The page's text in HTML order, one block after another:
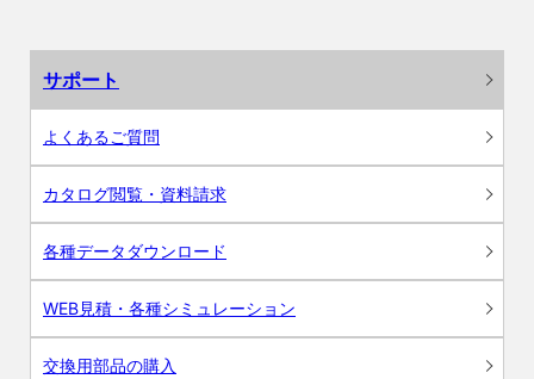
サポート
よくあるご質問
カタログ閲覧・資料請求
各種データダウンロード
WEB見積・各種シミュレーション
交換用部品の購入